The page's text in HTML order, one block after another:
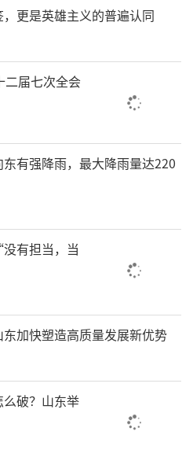
更是英雄主义的普遍认同
二届七次全会
有强降雨，最大降雨量达220
有担当，当
加快塑造高质量发展新优势
破？山东举